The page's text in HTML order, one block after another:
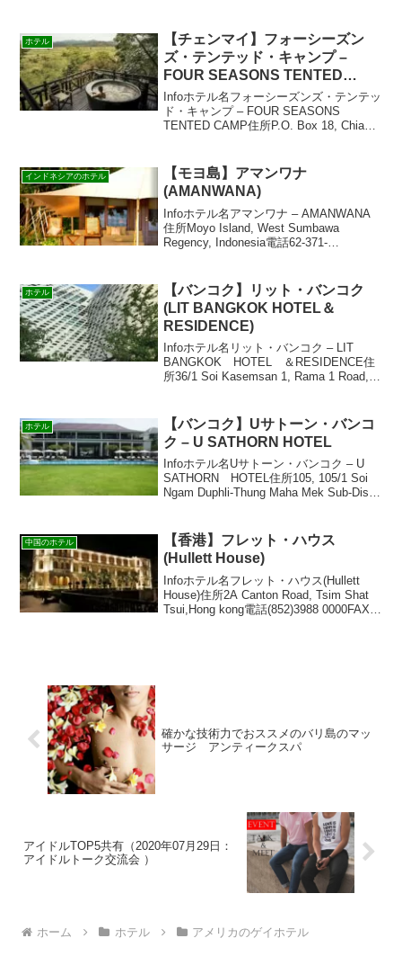
ホテル
【チェンマイ】フォーシーズン
ズ・テンテッド・キャンプ –
FOUR SEASONS TENTED
CAMP
Infoホテル名フォーシーズンズ・テンテッ
ド・キャンプ – FOUR SEASONS
TENTED CAMP住所P.O. Box 18, Chiang
インドネシアのホテル
【モヨ島】アマンワナ
(AMANWANA)
Infoホテル名アマンワナ – AMANWANA
住所Moyo Island, West Sumbawa
Regency, Indonesia電話62-371-
ホテル
【バンコク】リット・バンコク
(LIT BANGKOK HOTEL＆
RESIDENCE)
Infoホテル名リット・バンコク – LIT
BANGKOK HOTEL ＆RESIDENCE住
所36/1 Soi Kasemsan 1, Rama 1 Road,
ホテル
【バンコク】Uサトーン・バンコ
ク – U SATHORN HOTEL
Infoホテル名Uサトーン・バンコク – U
SATHORN HOTEL住所105, 105/1 Soi
Ngam Duphli-Thung Maha Mek Sub-Dist,
中国のホテル
【香港】フレット・ハウス
(Hullett House)
Infoホテル名フレット・ハウス(Hullett
House)住所2A Canton Road, Tsim Shat
Tsui,Hong kong電話(852)3988 0000FAX部
確かな技術力でおススメのバリ島のマッ
サージ アンティークスパ
アイドルTOP5共有（2020年07月29日：
アイドルトーク交流会 ）
ホーム ホテル アメリカのゲイホテル